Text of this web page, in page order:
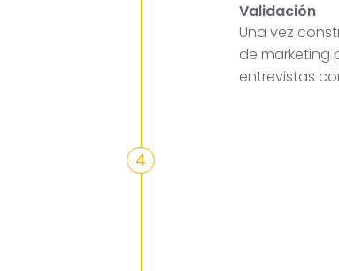
Validación
Una vez
de marketing
entrevistas
4